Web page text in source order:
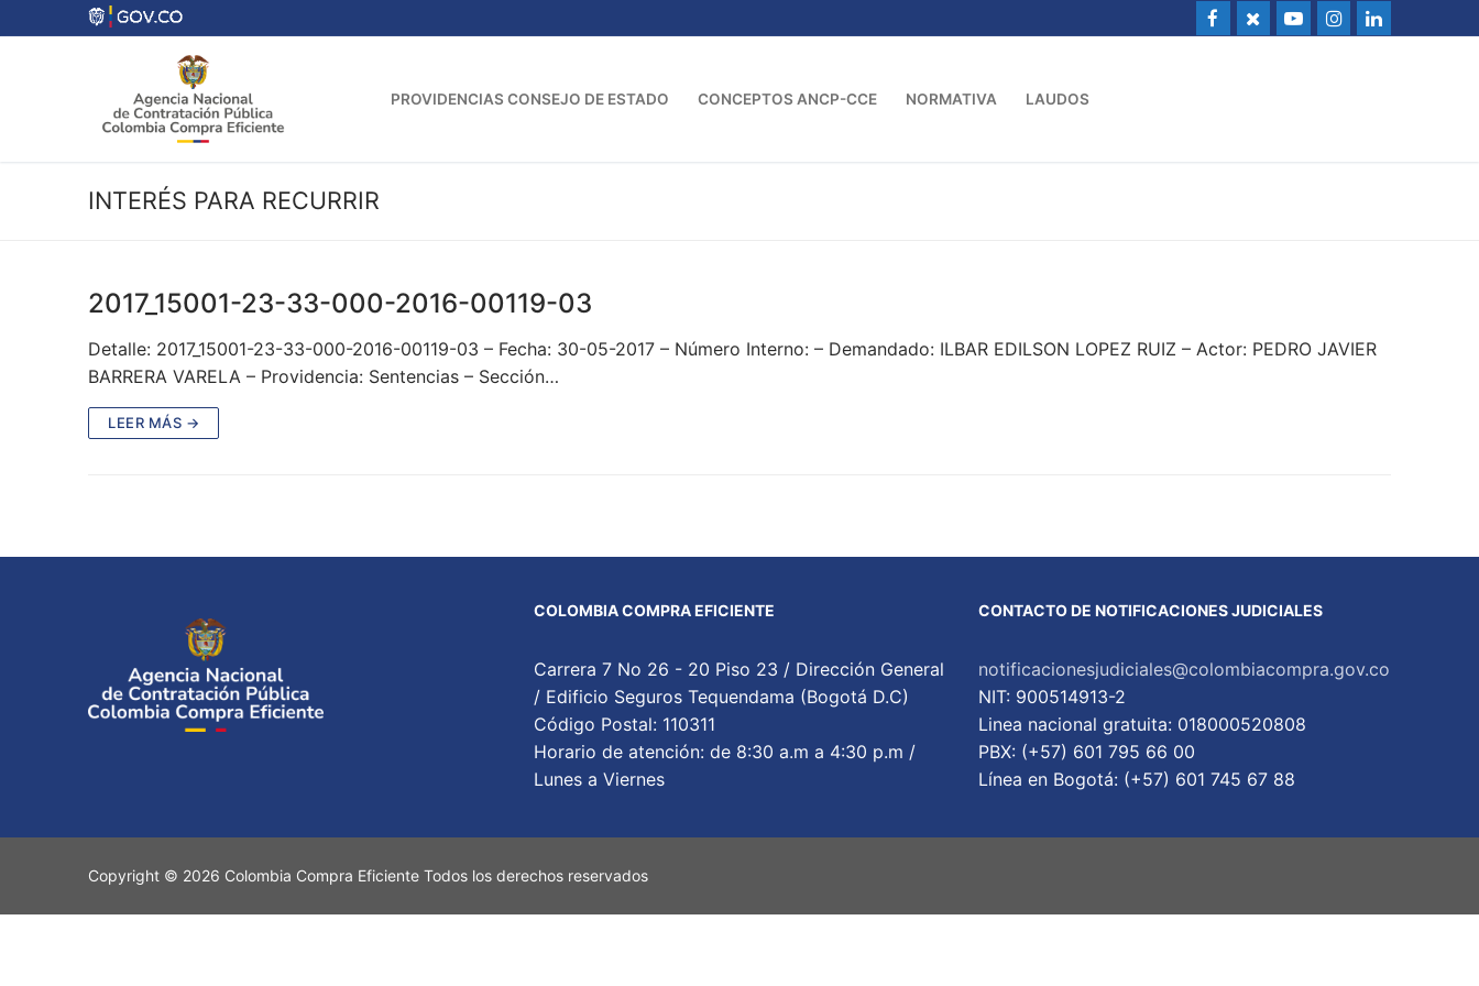
al
PROVIDENCIAS CONSEJO DE ESTADO CONCEPTOS ANCP-CCE NORMATIVA LAUDOS
INTERÉS PARA RECURRIR
2017_15001-23-33-000-2016-00119-03
Detalle: 2017_15001-23-33-000-2016-00119-03 – Fecha: 30-05-2017 – Número Interno: – Demandado: ILBAR EDILSON LOPEZ RUIZ – Actor: PEDRO JAVIER
BARRERA VARELA – Providencia: Sentencias – Sección…
LEER MÁS →
COLOMBIA COMPRA EFICIENTE
Carrera 7 No 26 - 20 Piso 23 / Dirección General
/ Edificio Seguros Tequendama (Bogotá D.C)
Código Postal: 110311
Horario de atención: de 8:30 a.m a 4:30 p.m /
Lunes a Viernes
CONTACTO DE NOTIFICACIONES JUDICIALES
notificacionesjudiciales@colombiacompra.gov.co
NIT: 900514913-2
Linea nacional gratuita: 018000520808
PBX: (+57) 601 795 66 00
Lí­nea en Bogotá: (+57) 601 745 67 88
Copyright © 2026 Colombia Compra Eficiente Todos los derechos reservados